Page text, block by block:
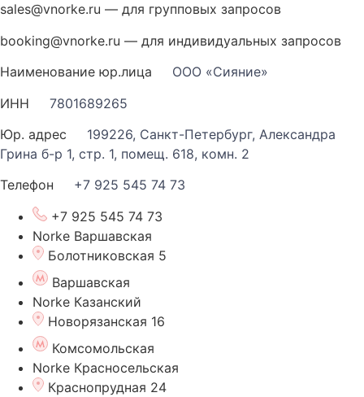
sales@vnorke.ru — для групповых запросов
booking@vnorke.ru — для индивидуальных запросов
Наименование юр.лица ООО «Сияние»
ИНН 7801689265
Юр. адрес 199226, Санкт-Петербург, Александра
Грина б-р 1, стр. 1, помещ. 618, комн. 2
Телефон +7 925 545 74 73
+7 925 545 74 73
Norke Варшавская
Болотниковская 5
Варшавская
Norke Казанский
Новорязанская 16
Комсомольская
Norke Красносельская
Краснопрудная 24